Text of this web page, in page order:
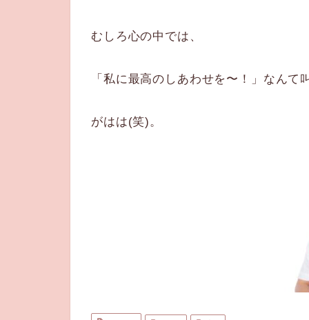
むしろ心の中では、
「私に最高のしあわせを〜！」なんて
がはは(笑)。